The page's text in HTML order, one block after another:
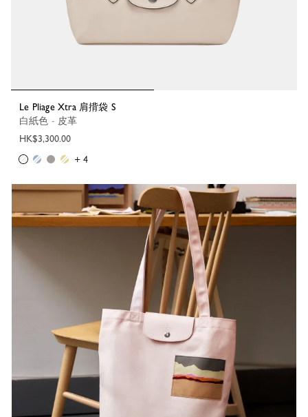
Le Pliage Xtra 肩揹袋 S
白紙色 - 皮革
HK$3,300.00
+ 4